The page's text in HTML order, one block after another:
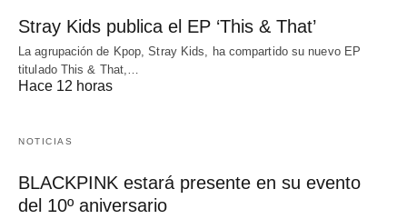
Stray Kids publica el EP ‘This & That’
La agrupación de Kpop, Stray Kids, ha compartido su nuevo EP
titulado This & That,…
Hace 12 horas
NOTICIAS
BLACKPINK estará presente en su evento
del 10º aniversario